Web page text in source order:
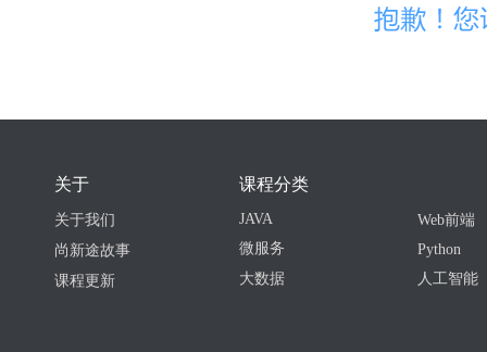
关于
关于我们
尚新途故事
课程更新
课程分类
JAVA
微服务
大数据
Web前端
Python
人工智能